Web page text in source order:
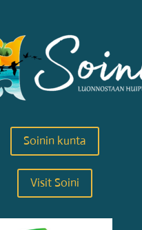
Soinin kunta
Visit Soini